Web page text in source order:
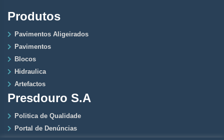
Produtos
Pavimentos Aligeirados
Pavimentos
Blocos
Hidraulica
Artefactos
Presdouro S.A
Politica de Qualidade
Portal de Denúncias